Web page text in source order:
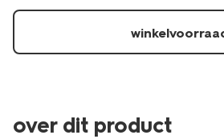
fit-
36210650BURGUNDYRED.html
over dit product